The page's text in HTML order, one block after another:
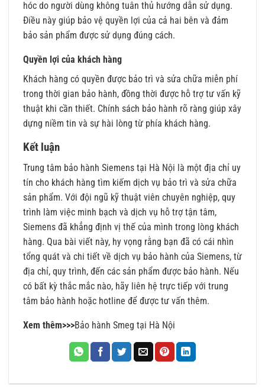
hóc do người dùng không tuân thủ hướng dẫn sử dụng.
Điều này giúp bảo vệ quyền lợi của cả hai bên và đảm
bảo sản phẩm được sử dụng đúng cách.
Quyền lợi của khách hàng
Khách hàng có quyền được bảo trì và sửa chữa miễn phí
trong thời gian bảo hành, đồng thời được hỗ trợ tư vấn kỹ
thuật khi cần thiết. Chính sách bảo hành rõ ràng giúp xây
dựng niềm tin và sự hài lòng từ phía khách hàng.
Kết luận
Trung tâm bảo hành Siemens tại Hà Nội là một địa chỉ uy
tín cho khách hàng tìm kiếm dịch vụ bảo trì và sửa chữa
sản phẩm. Với đội ngũ kỹ thuật viên chuyên nghiệp, quy
trình làm việc minh bạch và dịch vụ hỗ trợ tận tâm,
Siemens đã khẳng định vị thế của mình trong lòng khách
hàng. Qua bài viết này, hy vọng rằng bạn đã có cái nhìn
tổng quát và chi tiết về dịch vụ bảo hành của Siemens, từ
địa chỉ, quy trình, đến các sản phẩm được bảo hành. Nếu
có bất kỳ thắc mắc nào, hãy liên hệ trực tiếp với trung
tâm bảo hành hoặc hotline để được tư vấn thêm.
Xem thêm>>>Bảo hành Smeg tại Hà Nội